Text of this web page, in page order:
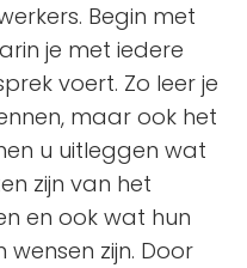
Begin met
je met iedere
voert. Zo leer je
maar ook het
u uitleggen wat
zijn van het
en ook wat hun
zijn. Door